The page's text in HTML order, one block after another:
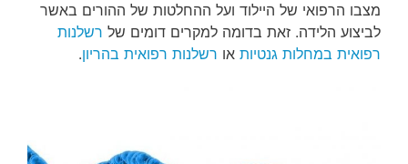
מצבו הרפואי של היילוד ועל ההחלטות של ההורים באשר
לביצוע הלידה. זאת בדומה למקרים דומים של רשלנות
רפואית במחלות גנטיות או רשלנות רפואית בהריון.